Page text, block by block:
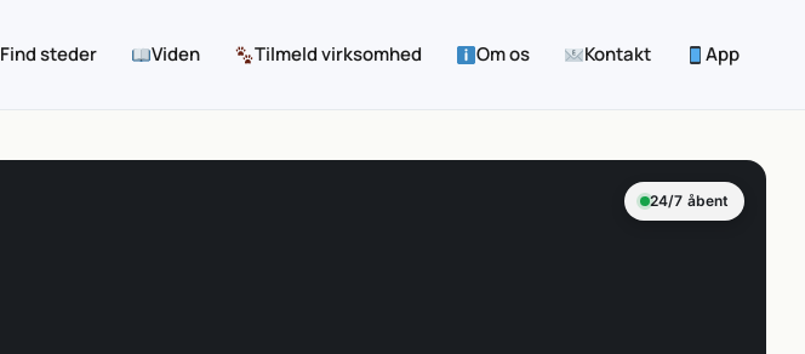
Find steder Viden Tilmeld virksomhed Om os Kontakt App
24/7 åbent